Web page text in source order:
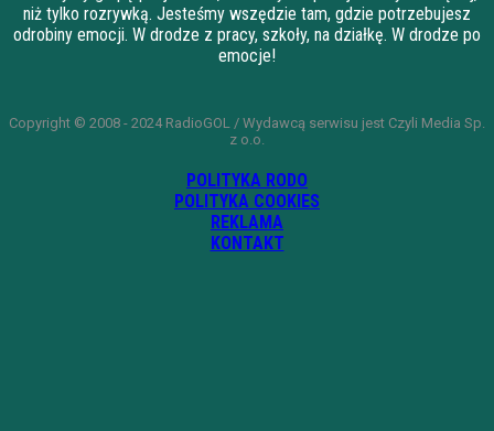
niż tylko rozrywką. Jesteśmy wszędzie tam, gdzie potrzebujesz
odrobiny emocji. W drodze z pracy, szkoły, na działkę. W drodze po
emocje!
Copyright © 2008 - 2024 RadioGOL / Wydawcą serwisu jest Czyli Media Sp.
z o.o.
POLITYKA RODO
POLITYKA COOKIES
REKLAMA
KONTAKT